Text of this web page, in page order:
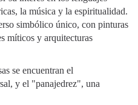
la música y la espiritualidad.
simbólico único, con pinturas
míticos y arquitecturas
se encuentran el
y el "panajedrez", una